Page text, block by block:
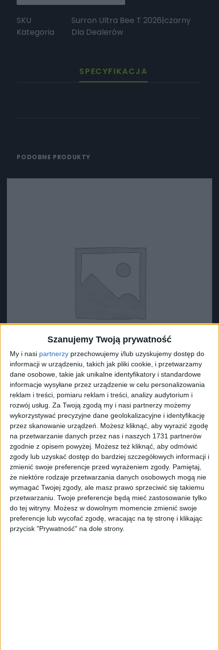
Szanujemy Twoją prywatność
My i nasi partnerzy przechowujemy i/lub uzyskujemy dostęp do
informacji w urządzeniu, takich jak pliki cookie, i przetwarzamy
dane osobowe, takie jak unikalne identyfikatory i standardowe
informacje wysyłane przez urządzenie w celu personalizowania
reklam i treści, pomiaru reklam i treści, analizy audytorium i
rozwój usług. Za Twoją zgodą my i nasi partnerzy możemy
wykorzystywać precyzyjne dane geolokalizacyjne i identyfikację
przez skanowanie urządzeń. Możesz kliknąć, aby wyrazić zgodę
na przetwarzanie danych przez nas i naszych 1731 partnerów
zgodnie z opisem powyżej. Możesz też kliknąć, aby odmówić
zgody lub uzyskać dostęp do bardziej szczegółowych informacji i
zmienić swoje preferencje przed wyrażeniem zgody. Pamiętaj,
że niektóre rodzaje przetwarzania danych osobowych mogą nie
wymagać Twojej zgody, ale masz prawo sprzeciwić się takiemu
przetwarzaniu. Twoje preferencje będą mieć zastosowanie tylko
do tej witryny. Możesz w dowolnym momencie zmienić swoje
preferencje lub wycofać zgodę, wracając na tę stronę i klikając
przycisk "Prywatność" na dole strony.
SKU
Surron Ultra Bee T 2026|czarny
Kategoria
Dla Dealerów
SPECYFIKACJA
PODOBNE PRODUKTY
Surron Pierścien dekoracyjny zamka baterii
11,18zł
ZOBACZ WIĘCEJ